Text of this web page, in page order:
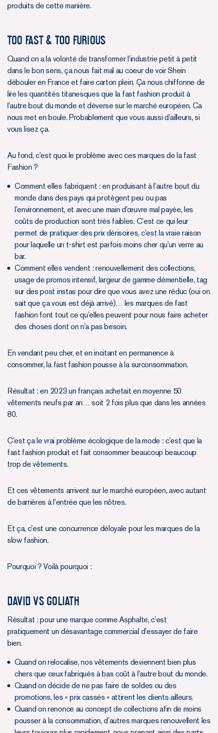
produits de cette manière.
Too fast & too furious
Quand on a la volonté de transformer l’industrie petit à petit
dans le bon sens, ça nous fait mal au coeur de voir Shein
débouler en France et faire carton plein. Ça nous chiffonne de
lire les quantités titanesques que la fast fashion produit à
l’autre bout du monde et déverse sur le marché européen. Ca
nous met en boule. Probablement que vous aussi d’ailleurs, si
vous lisez ça.
Au fond, c’est quoi le problème avec ces marques de la fast
Fashion ?
Comment elles fabriquent : en produisant à l’autre bout du
monde dans des pays qui protègent peu ou pas
l’environnement, et avec une main d'œuvre mal payée, les
coûts de production sont très faibles. C’est ce qui leur
permet de pratiquer des prix dérisoires, c’est la vraie raison
pour laquelle un t-shirt est parfois moins cher qu’un verre au
bar.
Comment elles vendent : renouvellement des collections,
usage de promos intensif, largeur de gamme démentielle, tag
sur des post instas pour dire que vous avez une réduc (oui on
sait que ça vous est déjà arrivé)… les marques de fast
fashion font tout ce qu’elles peuvent pour nous faire acheter
des choses dont on n’a pas besoin.
En vendant peu cher, et en incitant en permanence à
consommer, la fast fashion pousse à la surconsommation.
Résultat : en 2023 un français achetait en moyenne 50
vêtements neufs par an… soit 2 fois plus que dans les années
80.
C’est ça le vrai problème écologique de la mode : c’est que la
fast fashion produit et fait consommer beaucoup beaucoup
trop de vêtements.
Et ces vêtements arrivent sur le marché européen, avec autant
de barrières à l’entrée que les nôtres.
Et ça, c’est une concurrence déloyale pour les marques de la
slow fashion.
Pourquoi ? Voilà pourquoi :
David Vs Goliath
Résultat : pour une marque comme Asphalte, c’est
pratiquement un désavantage commercial d’essayer de faire
bien.
Quand on relocalise, nos vêtements deviennent bien plus
chers que ceux fabriqués à bas coût à l’autre bout du monde.
Quand on décide de ne pas faire de soldes ou des
promotions, les « prix cassés » attirent les clients ailleurs.
Quand on renonce au concept de collections afin de moins
pousser à la consommation, d’autres marques renouvellent les